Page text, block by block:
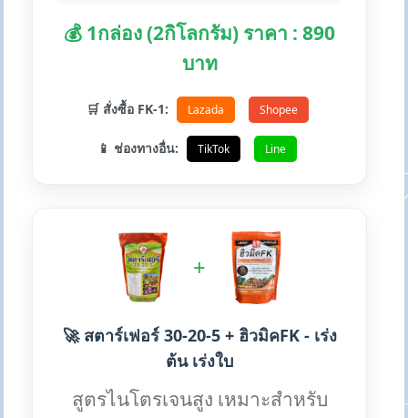
💰 1กล่อง (2กิโลกรัม) ราคา : 890
บาท
🛒 สั่งซื้อ FK-1: Lazada Shopee
📱 ช่องทางอื่น: TikTok Line
+
🚀 สตาร์เฟอร์ 30-20-5 + ฮิวมิคFK - เร่ง
ต้น เร่งใบ
สูตรไนโตรเจนสูง เหมาะสำหรับ